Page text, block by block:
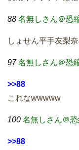
88 名無しさん＠恐
しょせん平手友梨
97 名無しさん＠恐
>>88
これなwwwww
100 名無しさん＠
>>88